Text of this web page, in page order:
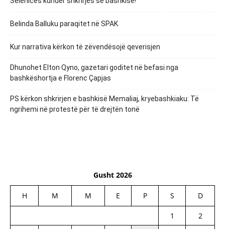
Belinda Balluku paraqitet në SPAK
Kur narrativa kërkon të zëvendësojë qeverisjen
Dhunohet Elton Qyno, gazetari goditet në befasi nga
bashkëshortja e Florenc Çapjas
PS kërkon shkrirjen e bashkisë Memaliaj, kryebashkiaku: Të
ngrihemi në protestë për të drejtën tonë
Gusht 2026
H M M E P S D
1
2